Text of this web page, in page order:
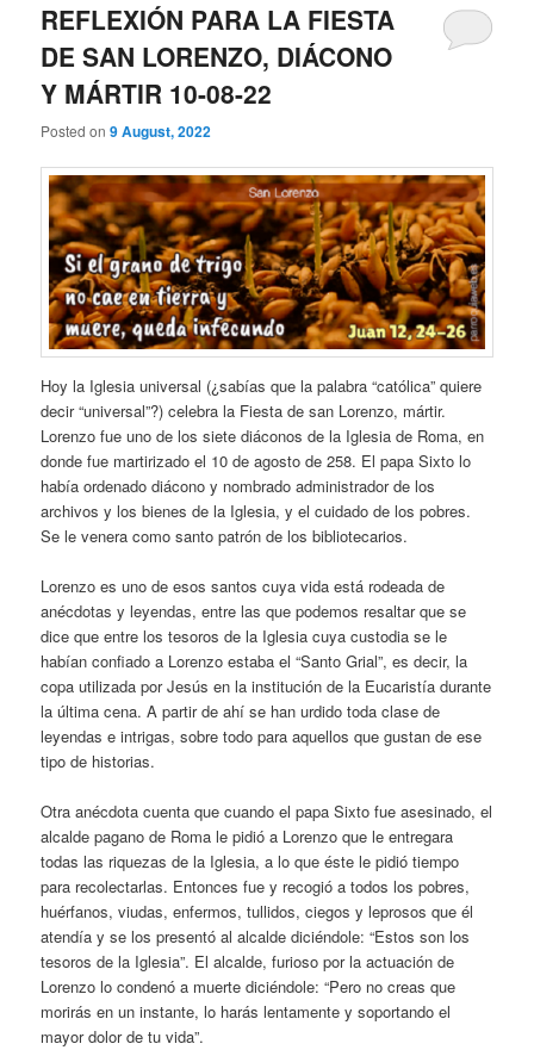
REFLEXIÓN PARA LA FIESTA
DE SAN LORENZO, DIÁCONO
Y MÁRTIR 10-08-22
Posted on9 August, 2022
Hoy la Iglesia universal (¿sabías que la palabra “católica” quiere
decir “universal”?) celebra la Fiesta de san Lorenzo, mártir.
Lorenzo fue uno de los siete diáconos de la Iglesia de Roma, en
donde fue martirizado el 10 de agosto de 258. El papa Sixto lo
había ordenado diácono y nombrado administrador de los
archivos y los bienes de la Iglesia, y el cuidado de los pobres.
Se le venera como santo patrón de los bibliotecarios.
Lorenzo es uno de esos santos cuya vida está rodeada de
anécdotas y leyendas, entre las que podemos resaltar que se
dice que entre los tesoros de la Iglesia cuya custodia se le
habían confiado a Lorenzo estaba el “Santo Grial”, es decir, la
copa utilizada por Jesús en la institución de la Eucaristía durante
la última cena. A partir de ahí se han urdido toda clase de
leyendas e intrigas, sobre todo para aquellos que gustan de ese
tipo de historias.
Otra anécdota cuenta que cuando el papa Sixto fue asesinado, el
alcalde pagano de Roma le pidió a Lorenzo que le entregara
todas las riquezas de la Iglesia, a lo que éste le pidió tiempo
para recolectarlas. Entonces fue y recogió a todos los pobres,
huérfanos, viudas, enfermos, tullidos, ciegos y leprosos que él
atendía y se los presentó al alcalde diciéndole: “Estos son los
tesoros de la Iglesia”. El alcalde, furioso por la actuación de
Lorenzo lo condenó a muerte diciéndole: “Pero no creas que
morirás en un instante, lo harás lentamente y soportando el
mayor dolor de tu vida”.